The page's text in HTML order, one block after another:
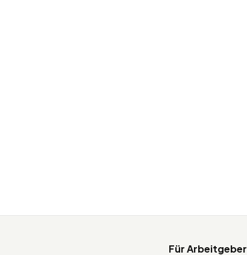
Für Arbeitgeber